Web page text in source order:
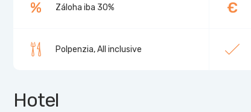
% Záloha iba 30% €
Polpenzia, All inclusive
Hotel